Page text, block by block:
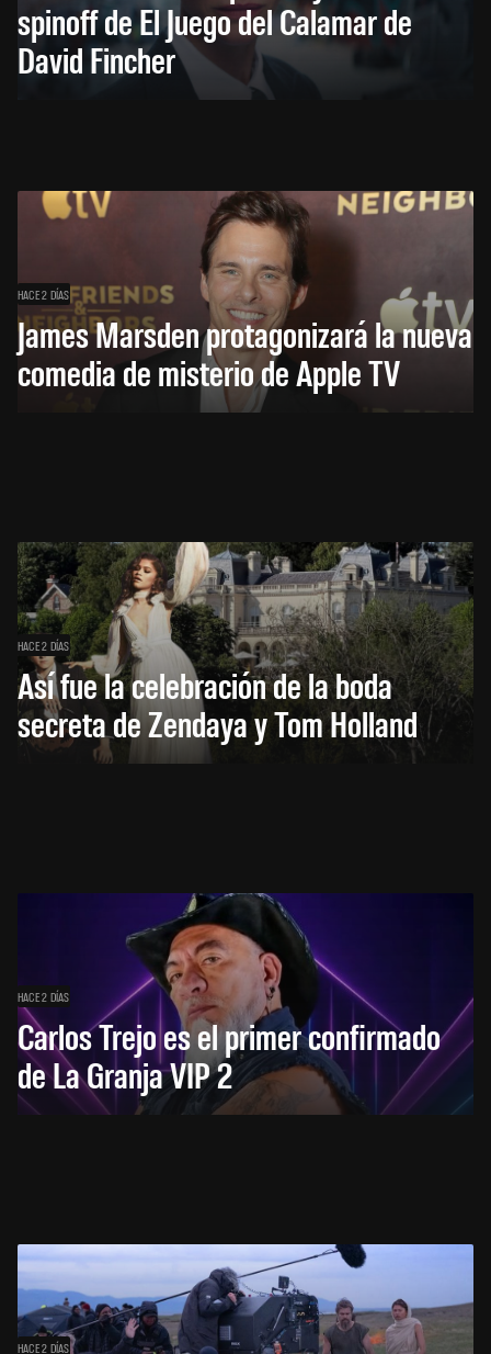
spinoff de El Juego del Calamar de
David Fincher
HACE 2 DÍAS
James Marsden protagonizará la nueva
comedia de misterio de Apple TV
HACE 2 DÍAS
Así fue la celebración de la boda
secreta de Zendaya y Tom Holland
HACE 2 DÍAS
Carlos Trejo es el primer confirmado
de La Granja VIP 2
HACE 2 DÍAS